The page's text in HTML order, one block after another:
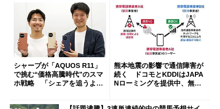
シャープが「AQUOS R11」
で挑む“価格高騰時代”のスマ
ホ戦略 「シェアを追うより
熊本地震の影響で通信障害が
続く ドコモとKDDIはJAPA
Nローミングを提供中、無料